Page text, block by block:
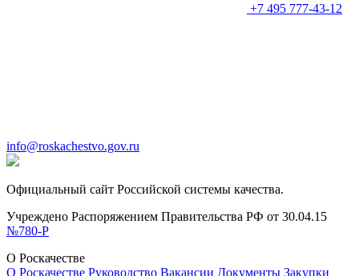
+7 495 777-43-12
info@roskachestvo.gov.ru
Официальный сайт Российской системы качества.
Учреждено Распоряжением Правительства РФ от 30.04.15
№780-Р
О Роскачестве
О Роскачестве Руководство Вакансии Документы Закупки